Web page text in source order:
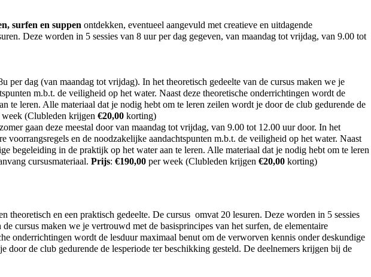
surfen en suppen ontdekken, eventueel aangevuld met creatieve en uitdagende
Deze worden in 5 sessies van 8 uur per dag gegeven, van maandag tot vrijdag, van 9.00 tot
per dag (van maandag tot vrijdag). In het theoretisch gedeelte van de cursus maken we je
m.b.t. de veiligheid op het water. Naast deze theoretische onderrichtingen wordt de
leren. Alle materiaal dat je nodig hebt om te leren zeilen wordt je door de club gedurende de
week (Clubleden krijgen €20,00 korting)
gaan deze meestal door van maandag tot vrijdag, van 9.00 tot 12.00 uur door. In het
en de noodzakelijke aandachtspunten m.b.t. de veiligheid op het water. Naast
begeleiding in de praktijk op het water aan te leren. Alle materiaal dat je nodig hebt om te leren
cursusmateriaal. Prijs: €190,00 per week (Clubleden krijgen €20,00 korting)
en een praktisch gedeelte. De cursus omvat 20 lesuren. Deze worden in 5 sessies
cursus maken we je vertrouwd met de basisprincipes van het surfen, de elementaire
onderrichtingen wordt de lesduur maximaal benut om de verworven kennis onder deskundige
de club gedurende de lesperiode ter beschikking gesteld. De deelnemers krijgen bij de